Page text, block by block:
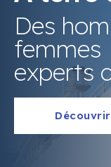
Des
femmes
experts
Découvrir